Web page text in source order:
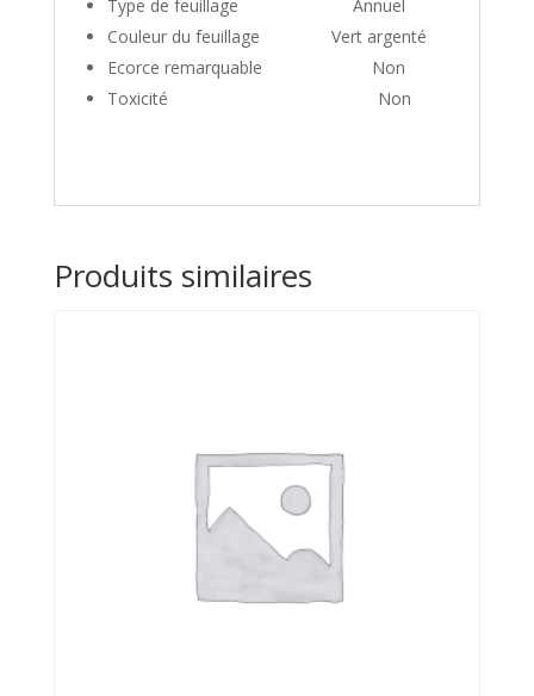
Type de feuillage Annuel
Couleur du feuillage Vert argenté
Ecorce remarquable Non
Toxicité Non
Produits similaires